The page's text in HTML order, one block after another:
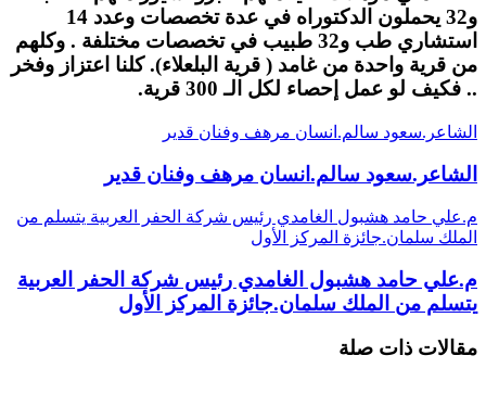
و32 يحملون الدكتوراه في عدة تخصصات وعدد 14
استشاري طب و32 طبيب في تخصصات مختلفة . وكلهم
من قرية واحدة من غامد ( قرية البلعلاء). كلنا اعتزاز وفخر
.. فكيف لو عمل إحصاء لكل الـ 300 قرية.
الشاعر.سعود سالم.انسان مرهف وفنان قدير
الشاعر.سعود سالم.انسان مرهف وفنان قدير
م.علي حامد هشبول الغامدي رئيس شركة الحفر العربية يتسلم من
الملك سلمان.جائزة المركز الأول
م.علي حامد هشبول الغامدي رئيس شركة الحفر العربية
يتسلم من الملك سلمان.جائزة المركز الأول
مقالات ذات صلة